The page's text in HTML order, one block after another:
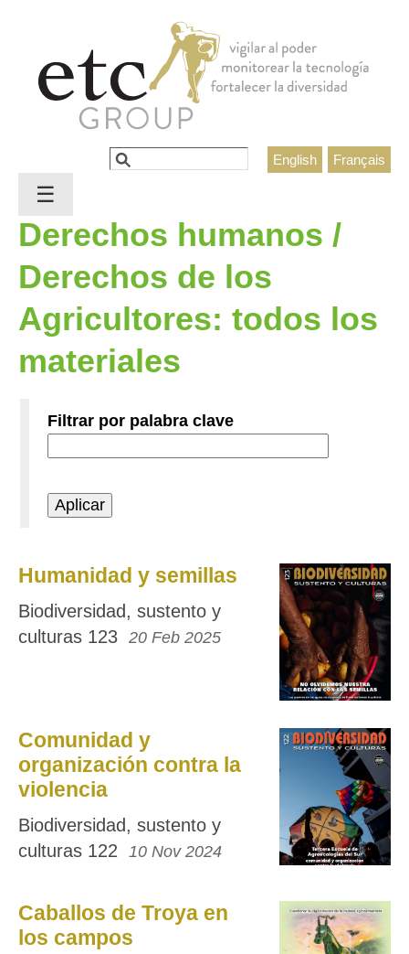
Français
English
Formulario de búsqueda
Buscar
Derechos humanos /
Derechos de los
Agricultores: todos los
materiales
Filtrar por palabra clave
Humanidad y semillas
Biodiversidad, sustento y
culturas 123 20 Feb 2025
Comunidad y
organización contra la
violencia
Biodiversidad, sustento y
culturas 122
10 Nov 2024
Caballos de Troya en
los campos
☰